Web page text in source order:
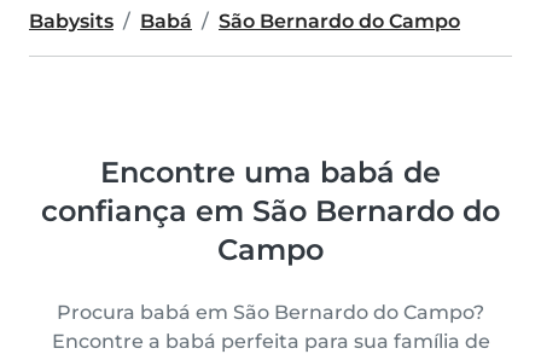
Babysits Babá São Bernardo do Campo
Encontre uma babá de
confiança em São Bernardo do
Campo
Procura babá em São Bernardo do Campo?
Encontre a babá perfeita para sua família de